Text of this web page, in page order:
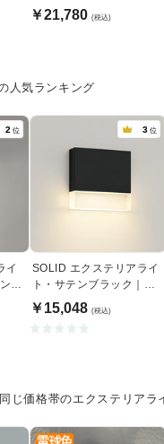
イト・植栽演出
￥21,780 (税込)
人気ランキング
2 位
イ
サ
3 位
SOLID エクステリアライ
ト・サテンブラック｜
40W相当
￥15,048 (税込)
同じ価格帯のエクステリアラ